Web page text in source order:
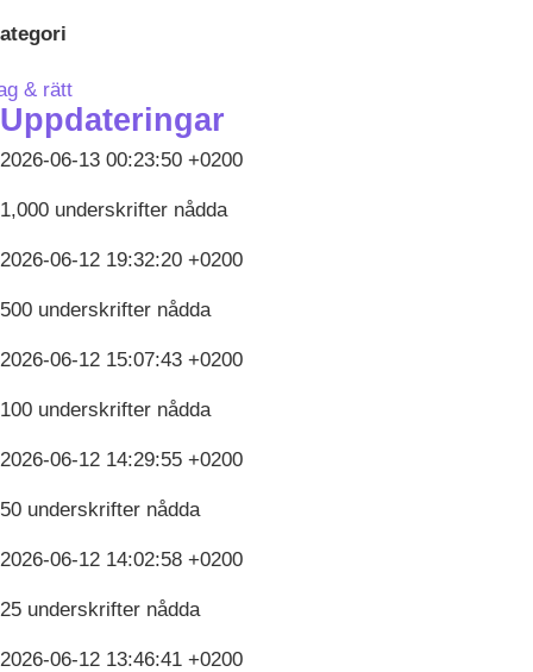
& rätt
Uppdateringar
2026-06-13 00:23:50 +0200
1,000 underskrifter nådda
2026-06-12 19:32:20 +0200
500 underskrifter nådda
2026-06-12 15:07:43 +0200
100 underskrifter nådda
2026-06-12 14:29:55 +0200
50 underskrifter nådda
2026-06-12 14:02:58 +0200
25 underskrifter nådda
2026-06-12 13:46:41 +0200